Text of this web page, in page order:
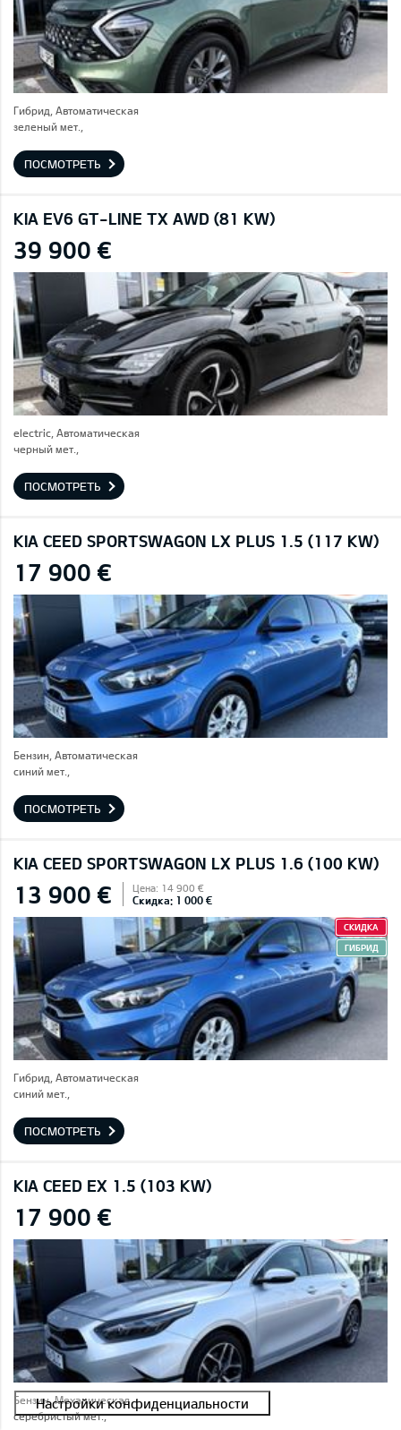
Гибрид, Автоматическая
зеленый мет.,
ПОСМОТРЕТЬ
KIA EV6 GT-LINE TX AWD (81 KW)
39 900 €
electric, Автоматическая
черный мет.,
ПОСМОТРЕТЬ
KIA CEED SPORTSWAGON LX PLUS 1.5 (117 KW)
17 900 €
Бензин, Автоматическая
синий мет.,
ПОСМОТРЕТЬ
KIA CEED SPORTSWAGON LX PLUS 1.6 (100 KW)
13 900 € Цена: 14 900 €
Скидка: 1 000 €
СКИДКА
ГИБРИД
Гибрид, Автоматическая
синий мет.,
ПОСМОТРЕТЬ
KIA CEED EX 1.5 (103 KW)
17 900 €
Бензин, Механическая
серебристый мет.,